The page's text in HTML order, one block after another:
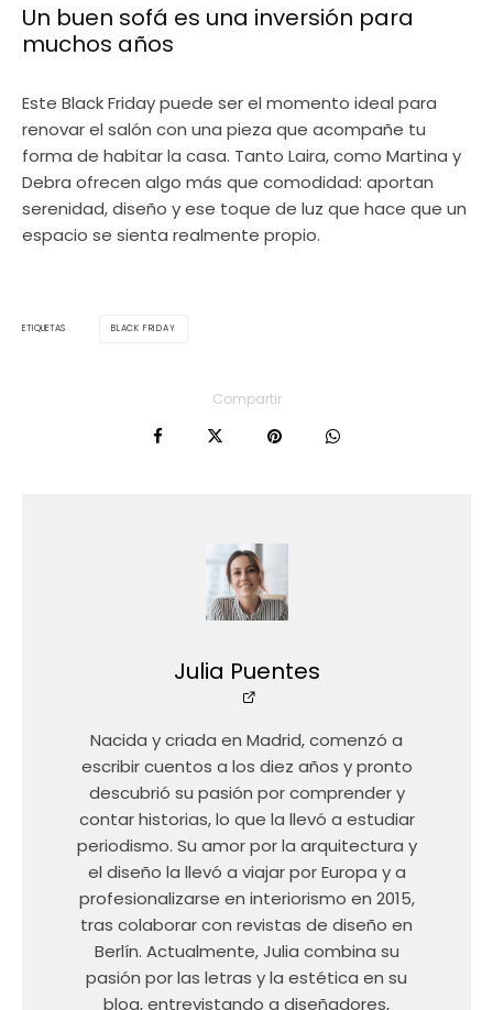
Un buen sofá es una inversión para
muchos años
Este Black Friday puede ser el momento ideal para
renovar el salón con una pieza que acompañe tu
forma de habitar la casa. Tanto Laira, como Martina y
Debra ofrecen algo más que comodidad: aportan
serenidad, diseño y ese toque de luz que hace que un
espacio se sienta realmente propio.
ETIQUETAS BLACK FRIDAY
Compartir
Julia Puentes
Nacida y criada en Madrid, comenzó a
escribir cuentos a los diez años y pronto
descubrió su pasión por comprender y
contar historias, lo que la llevó a estudiar
periodismo. Su amor por la arquitectura y
el diseño la llevó a viajar por Europa y a
profesionalizarse en interiorismo en 2015,
tras colaborar con revistas de diseño en
Berlín. Actualmente, Julia combina su
pasión por las letras y la estética en su
blog, entrevistando a diseñadores,